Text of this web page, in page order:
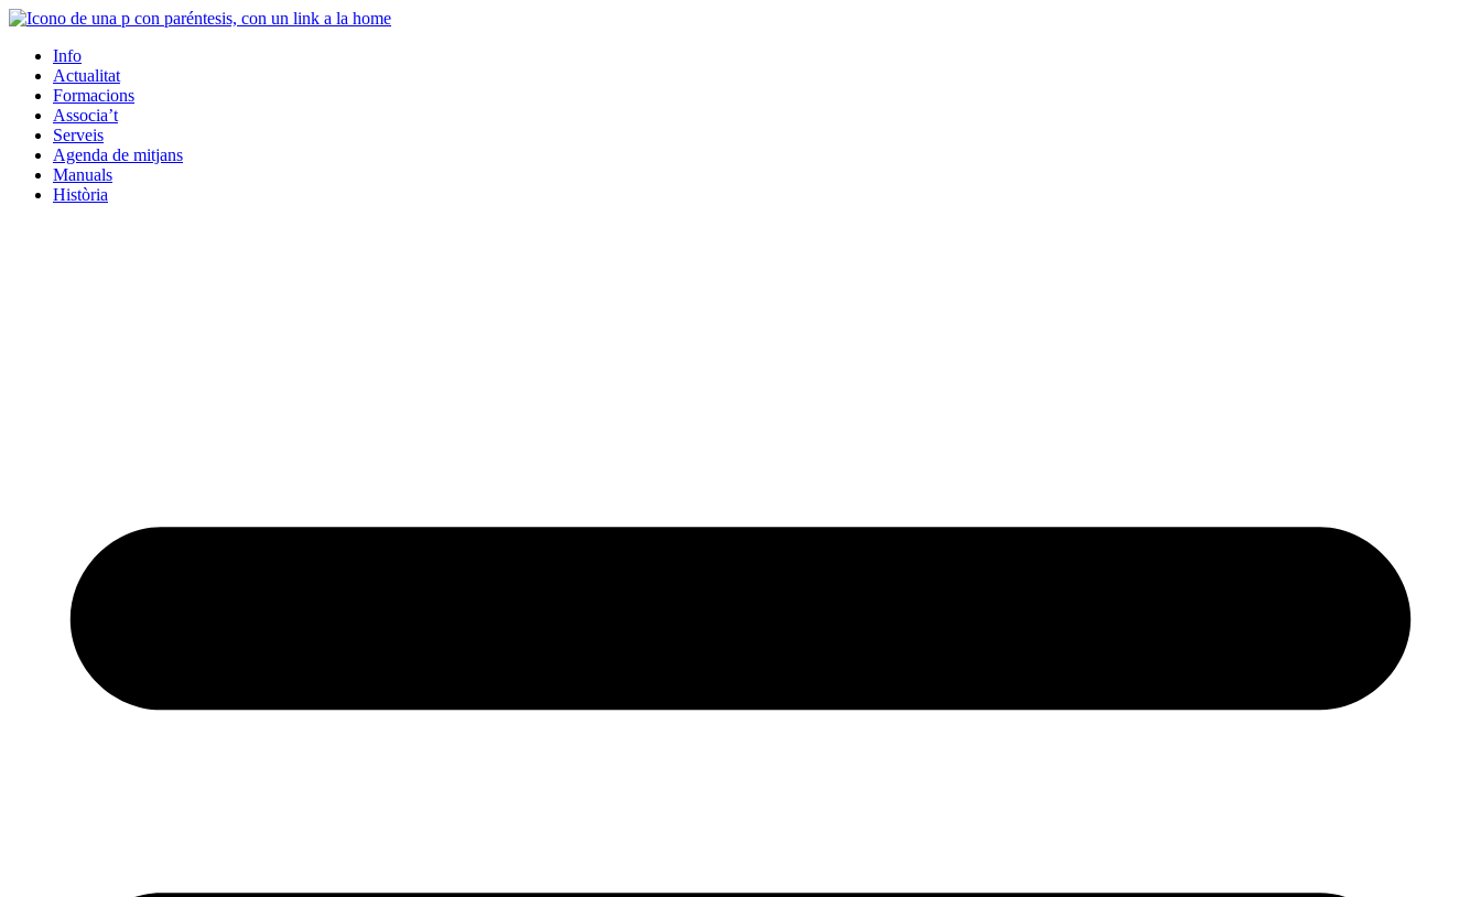
Info
Actualitat
Formacions
Associa’t
Serveis
Agenda de mitjans
Manuals
Història